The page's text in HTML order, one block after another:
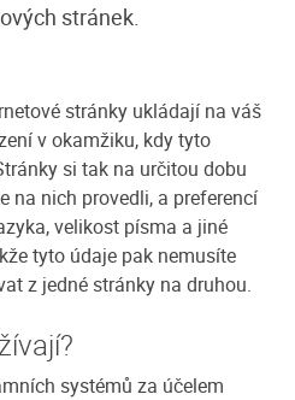
stránek.
stránky ukládají na váš
v okamžiku, kdy tyto
si tak na určitou dobu
na nich provedli, a preferencí
velikost písma a jiné
tyto údaje pak nemusíte
z jedné stránky na druhou.
systémů za účelem